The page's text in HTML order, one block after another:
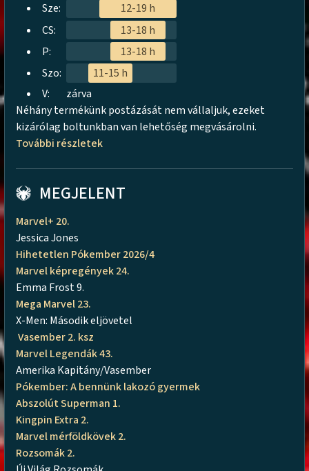
Sze:
12-19 h
CS:
13-18 h
P:
13-18 h
Szo:
11-15 h
V:
zárva
Néhány termékünk postázását nem vállaljuk, ezeket
kizárólag boltunkban van lehetőség megvásárolni.
További részletek
MEGJELENT
Marvel+ 20.
Jessica Jones
Hihetetlen Pókember 2026/4
Marvel képregények 24.
Emma Frost 9.
Mega Marvel 23.
X-Men: Második eljövetel
Vasember 2. ksz
Marvel Legendák 43.
Amerika Kapitány/Vasember
Pókember: A bennünk lakozó gyermek
Abszolút Superman 1.
Kingpin Extra 2.
Marvel mérföldkövek 2.
Rozsomák 2.